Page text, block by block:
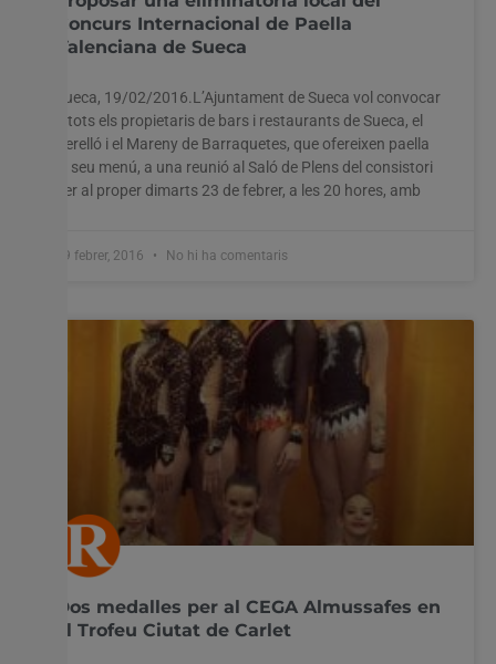
Concurs Internacional de Paella
Valenciana de Sueca
Sueca, 19/02/2016.L’Ajuntament de Sueca vol convocar
a tots els propietaris de bars i restaurants de Sueca, el
Perelló i el Mareny de Barraquetes, que ofereixen paella
al seu menú, a una reunió al Saló de Plens del consistori
per al proper dimarts 23 de febrer, a les 20 hores, amb
19 febrer, 2016 No hi ha comentaris
Dos medalles per al CEGA Almussafes en
el Trofeu Ciutat de Carlet